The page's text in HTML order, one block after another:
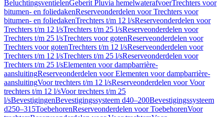
BeluchtingsventielenGeberit Pluvia hemelwaterafvoerTrechters voor
bitumen- en foliedakenReserveonderdelen voor Trechters voor
bitumen- en foliedakenTrechters t/m 12 l/sReserveonderdelen voor
Trechters t/m 12 l/sTrechters t/m 25 l/sReserveonderdelen voor
Trechters t/m 25 l/sTrechters voor gotenReserveonderdelen voor
Trechters voor gotenTrechters t/m 12 l/sReserveonderdelen voor
Trechters t/m 12 l/sTrechters t/m 25 l/sReserveonderdelen voor
Trechters t/m 25 l/sElementen voor dampbarrière-
aansluitingReserveonderdelen voor Elementen voor dampbarrière-
aansluitingVoor trechters t/m 12 l/sReserveonderdelen voor Voor
trechters t/m 12 l/sVoor trechters t/m 25
l/sBevestigingenBevestigingssysteem d40–200Bevestigingssysteem
d250–315ToebehorenReserveonderdelen voor ToebehorenVoor